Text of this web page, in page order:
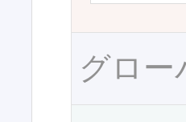
グロー